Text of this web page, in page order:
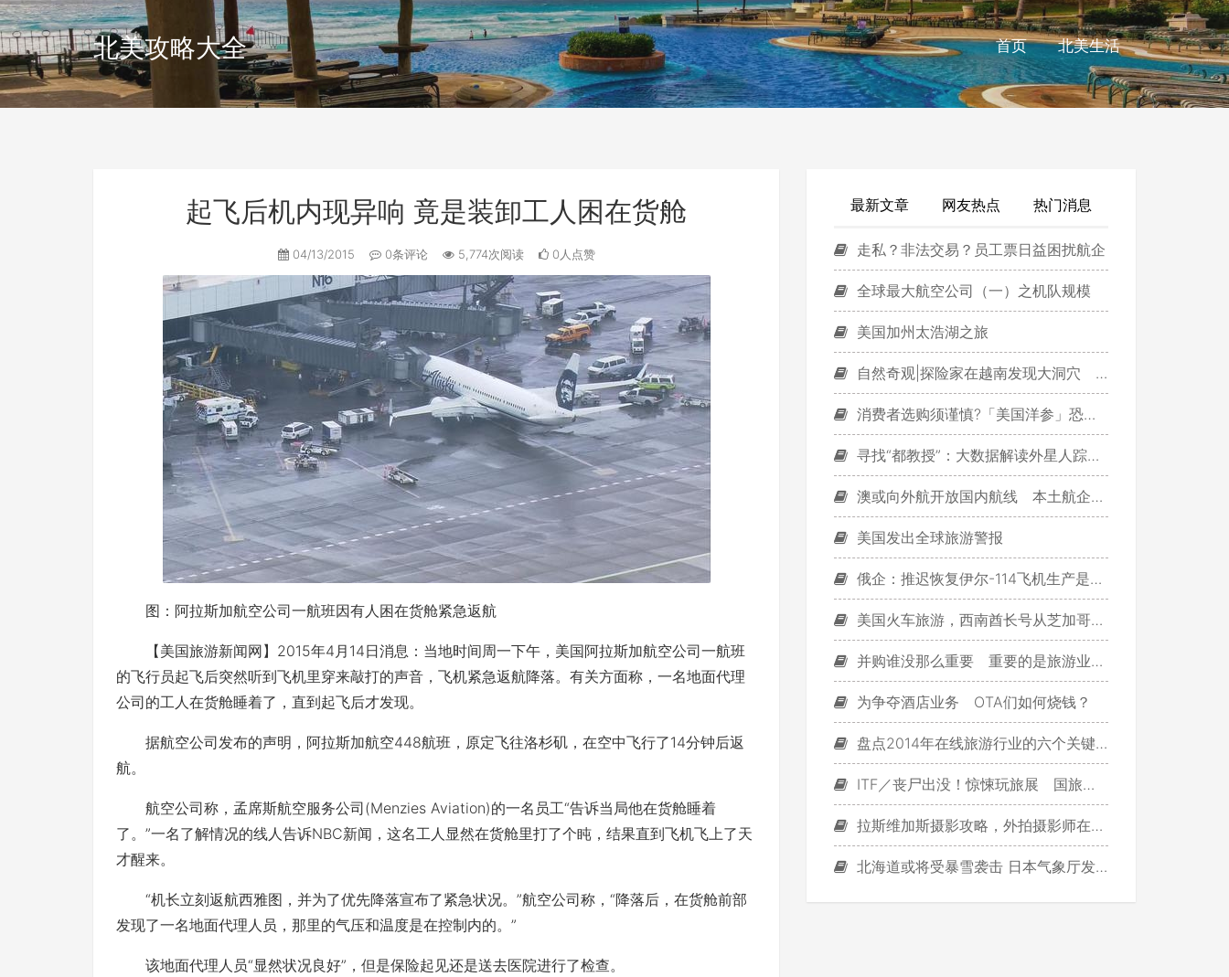
北美攻略大全 首页 北美生活
起飞后机内现异响 竟是装卸工人困在货舱
04/13/2015 0条评论 5,774次阅读 0人点赞
图：阿拉斯加航空公司一航班因有人困在货舱紧急返航
【美国旅游新闻网】2015年4月14日消息：当地时间周一下午，美国阿拉斯加航空公司一航班
的飞行员起飞后突然听到飞机里穿来敲打的声音，飞机紧急返航降落。有关方面称，一名地面代理
公司的工人在货舱睡着了，直到起飞后才发现。
据航空公司发布的声明，阿拉斯加航空448航班，原定飞往洛杉矶，在空中飞行了14分钟后返
航。
航空公司称，孟席斯航空服务公司(Menzies Aviation)的一名员工“告诉当局他在货舱睡着
了。”一名了解情况的线人告诉NBC新闻，这名工人显然在货舱里打了个盹，结果直到飞机飞上了天
才醒来。
“机长立刻返航西雅图，并为了优先降落宣布了紧急状况。”航空公司称，“降落后，在货舱前部
发现了一名地面代理人员，那里的气压和温度是在控制内的。”
该地面代理人员“显然状况良好”，但是保险起见还是送去医院进行了检查。
最新文章 网友热点 热门消息
走私？非法交易？员工票日益困扰航企
全球最大航空公司（一）之机队规模
美国加州太浩湖之旅
自然奇观|探险家在越南发现大洞穴 内生雨林河道！
消费者选购须谨慎?「美国洋参」恐产自中国
寻找“都教授”：大数据解读外星人踪迹(图)
澳或向外航开放国内航线 本土航企将受威胁
美国发出全球旅游警报
俄企：推迟恢复伊尔-114飞机生产是战略错误
美国火车旅游，西南酋长号从芝加哥开始
并购谁没那么重要 重要的是旅游业的明天
为争夺酒店业务 OTA们如何烧钱？
盘点2014年在线旅游行业的六个关键词
ITF／丧尸出没！惊悚玩旅展 国旅乐园「大请客」
拉斯维加斯摄影攻略，外拍摄影师在拉斯维加斯等你。
北海道或将受暴雪袭击 日本气象厅发布预警